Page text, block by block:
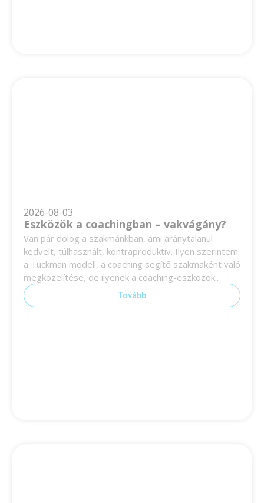
2026-08-03
Eszközök a coachingban – vakvágány?
Van pár dolog a szakmánkban, ami aránytalanul
kedvelt, túlhasznált, kontraproduktív. Ilyen szerintem
a Tuckman modell, a coaching segítő szakmaként való
megközelítése, de ilyenek a coaching-eszközök..
Tovább